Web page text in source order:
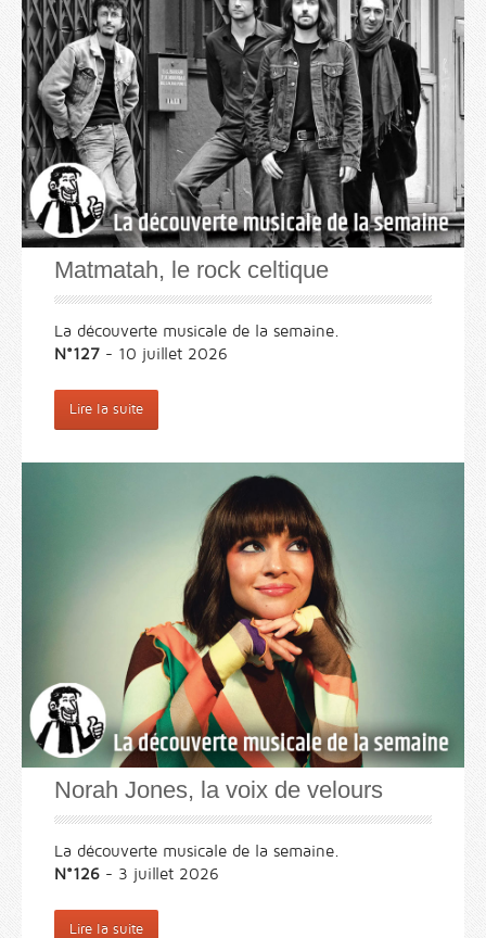
Matmatah, le rock celtique
La découverte musicale de la semaine.
N°127 - 10 juillet 2026
Lire la suite
Norah Jones, la voix de velours
La découverte musicale de la semaine.
N°126 - 3 juillet 2026
Lire la suite